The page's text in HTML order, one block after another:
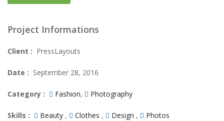
Project Informations
Client : PressLayouts
Date : September 28, 2016
Category : Fashion, Photography
Skills : Beauty , Clothes , Design , Photos